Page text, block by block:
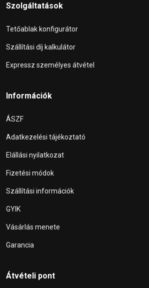
Szolgáltatások
Tetőablak konfigurátor
Szállítási díj kalkulátor
Expressz személyes átvétel
Információk
ÁSZF
Adatkezelési tájékoztató
Elállási nyilatkozat
Fizetési módok
Szállítási információk
GYIK
Vásárlás menete
Garancia
Átvételi pont